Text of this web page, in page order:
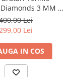
3 MM /
19.5 CM
Lei
Lei
IN COS